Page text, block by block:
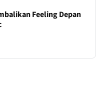
Feeling Depan